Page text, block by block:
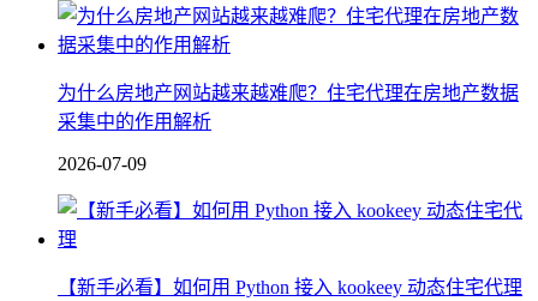
为什么房地产网站越来越难爬？住宅代理在房地产数据
采集中的作用解析
2026-07-09
【新手必看】如何用 Python 接入 kookeey 动态住宅代理